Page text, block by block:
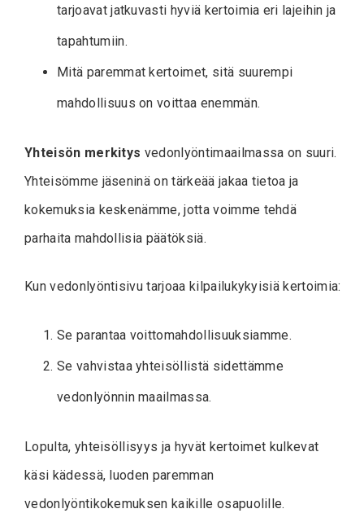
tarjoavat jatkuvasti hyviä kertoimia eri lajeihin ja
tapahtumiin.
Mitä paremmat kertoimet, sitä suurempi
mahdollisuus on voittaa enemmän.
Yhteisön merkitys vedonlyöntimaailmassa on suuri.
Yhteisömme jäseninä on tärkeää jakaa tietoa ja
kokemuksia keskenämme, jotta voimme tehdä
parhaita mahdollisia päätöksiä.
Kun vedonlyöntisivu tarjoaa kilpailukykyisiä kertoimia:
Se parantaa voittomahdollisuuksiamme.
Se vahvistaa yhteisöllistä sidettämme
vedonlyönnin maailmassa.
Lopulta, yhteisöllisyys ja hyvät kertoimet kulkevat
käsi kädessä, luoden paremman
vedonlyöntikokemuksen kaikille osapuolille.